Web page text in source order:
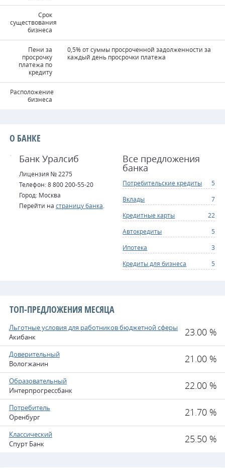
Срок
существования
бизнеса
Пени за
просрочку
платежа по
кредиту
0,5% от суммы просроченной задолженности за
каждый день просрочки платежа
Расположение
бизнеса
О БАНКЕ
Банк Уралсиб
Лицензия № 2275
Телефон: 8 800 200-55-20
Город: Москва
Перейти на страницу банка.
Все предложения
банка
Потребительские кредиты
5
Вклады
7
Кредитные карты
22
Автокредиты
5
Ипотека
3
Кредиты для бизнеса
5
ТОП-ПРЕДЛОЖЕНИЯ МЕСЯЦА
Льготные условия для работников бюджетной сферы
Акибанк
23.00 %
Доверительный
Вологжанин
21.00 %
Образовательный
Интерпрогрессбанк
22.00 %
Потребитель
Оренбург
21.70 %
Классический
Спурт Банк
25.50 %